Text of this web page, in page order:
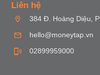
Liên hệ
384 Đ. Hoàng Diệu,
hello@moneytap.vn
02899959000